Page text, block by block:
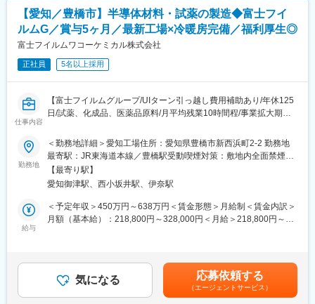
を求められることはありません。
■サポート体制：不明な点は本部アプリケーションエンジニアおよ
びテクニカルサポートエンジニアがいるため、最初は専門的な知
識はそこまで持っていなくても大丈夫です。スキルを備えたあと
は土日（当番制）に呼び出しはありますが一次対応はコールセン
ターが行い、現場での対応が必要な場合のみ、出勤します。また
呼び出し手当、待機手当、時間外出勤手当などはしっかり完備さ
れております。
■研修制度：各営業所の先輩社員とOJT形式で半年～1年程度かけ
て育成を行います。過去にも未経験の方も多く入社していますの
■長期的な就業可能：現在は勤続年数20年と在籍している方も多
数おり年齢層も20歳～50歳とバランスよく活躍しています。自己
都合の退職も3~5％と大手日系メーカーと同様に非常に長く働け
る環境です。
ることができます。エンジニアのキャリアパスは無限であり、社
内公募制度によりサービスマネージャーとして現場のマネジメン
【愛知／豊橋市】半導体材料・試薬の製造◆富士フイ
ルムG／賞与5ヶ月／最新工場×冷暖房完備／福利厚生◎
富士フイルムワコーケミカル株式会社
正社員 5名以上採用
仕事内容
【富士フイルムグループ/UIターン引っ越し費用補助あり/年休125
日/試薬、化成品、医薬品原料/月平均残業10時間程/事業拡大期で
■企業・求人の特色：
・富士フイルム和光純薬の中核グループ企業《試薬、化成品、医
薬品原料／中間体を製造》～ワクチンに使用される培地や半導体
の微細加工に使用される薬剤等製造し業績好調～
■仕事の内容：
・半導体材料／試薬／化成品の製造を幅広くお任せします。まず
■詳細：
・原料の計量・運搬・仕込み
・製造プロセスに関わる各種装置の操作／運転
勤務地
＜勤務地詳細＞愛知工場住所：愛知県豊橋市新西浜町2-2 勤務地
最寄駅：JR東海道本線／豊橋駅受動喫煙対策：敷地内全面禁煙変
更の範囲：会社の定める拠点全般
【最寄り駅】
愛知御津駅、西小坂井駅、伊奈駅
給与
＜予定年収＞450万円～638万円＜賃金形態＞月給制＜賃金内訳＞
月額（基本給）：218,800円～328,000円＜月給＞218,800円～
ます。月給(月額)は固定手当を含めた表記です。
気になる 応募依頼する
（エージェントサービス）